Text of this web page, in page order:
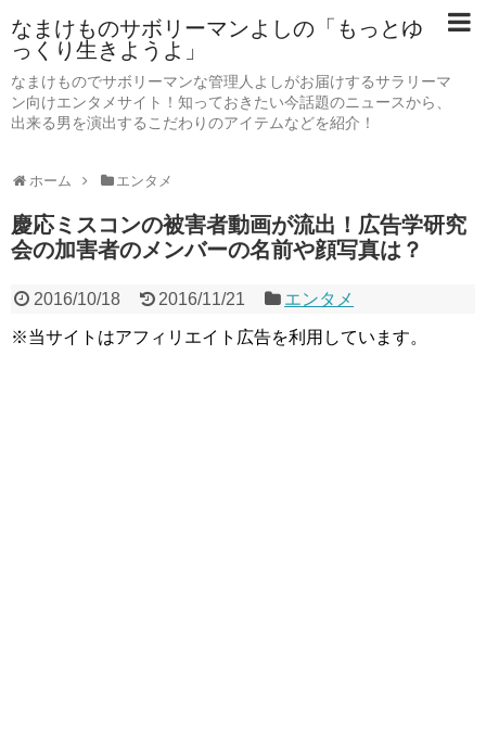
なまけものサボリーマンよしの「もっとゆ
っくり生きようよ」
なまけものでサボリーマンな管理人よしがお届けするサラリーマ
ン向けエンタメサイト！知っておきたい今話題のニュースから、
出来る男を演出するこだわりのアイテムなどを紹介！
ホーム エンタメ
慶応ミスコンの被害者動画が流出！広告学研究
会の加害者のメンバーの名前や顔写真は？
2016/10/18 2016/11/21 エンタメ
※当サイトはアフィリエイト広告を利用しています。